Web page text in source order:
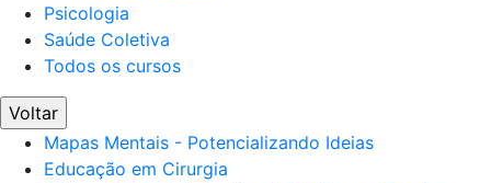
Psicologia
Saúde Coletiva
Todos os cursos
Voltar
Mapas Mentais - Potencializando Ideias
Educação em Cirurgia